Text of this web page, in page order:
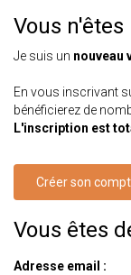
Vous
Je suis un nouveau
En vous inscrivant
bénéficierez de
L'inscription est
Créer son
Vous êtes
Adresse email :